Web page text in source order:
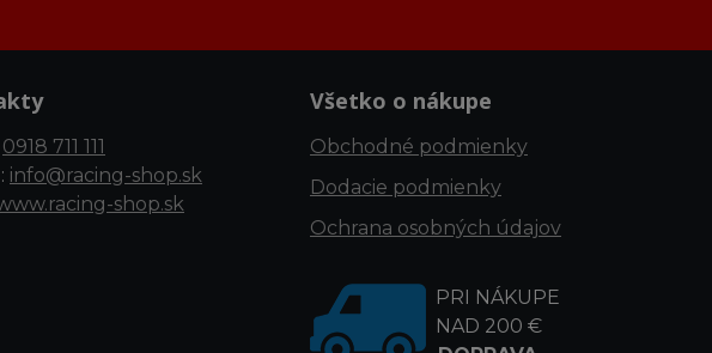
0918 711 111
info@racing-shop.sk
shop.sk
Všetko o nákupe
Obchodné podmienky
Dodacie podmienky
Ochrana osobných údajov
PRI NÁKUPE
NAD 200 €